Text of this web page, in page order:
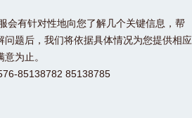
有针对性地向您了解几个关键信息，帮
题后，我们将依据具体情况为您提供相应
为止。
85138782 85138785